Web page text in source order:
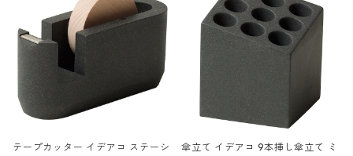
テープカッター イデアコ ステーシ
傘立て イデアコ 9本挿し傘立て ミ